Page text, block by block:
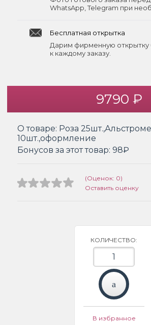
WhatsApp, Telegram при
Бесплатная открытка
Дарим фирменную открытку
к каждому заказу.
9790 ₽
О товаре: Роза
10шт.,оформление
Бонусов за этот товар: 98₽
(Оценок: 0)
Оставить оценку
КОЛИЧЕСТВО:
В избранное